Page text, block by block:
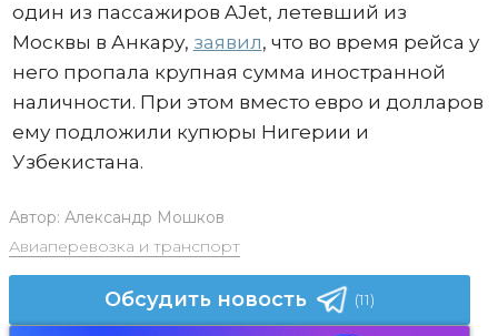
один из пассажиров AJet, летевший из
Москвы в Анкару, заявил, что во время рейса у
него пропала крупная сумма иностранной
наличности. При этом вместо евро и долларов
ему подложили купюры Нигерии и
Узбекистана.
Автор: Александр Мошков
Авиаперевозка и транспорт
Обсудить новость (11)